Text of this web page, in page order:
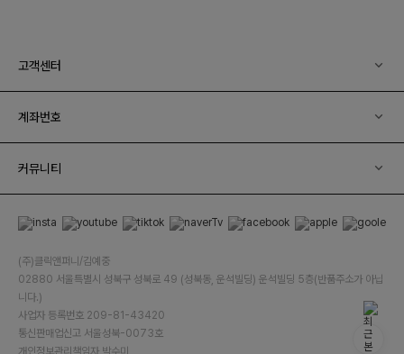
고객센터
계좌번호
커뮤니티
(주)클릭앤퍼니/김예중
02880 서울특별시 성북구 성북로 49 (성북동, 운석빌딩) 운석빌딩 5층(반품주소가 아닙
니다.)
사업자 등록번호 209-81-43420
통신판매업신고 서울성북-0073호
개인정보관리책임자 박수미